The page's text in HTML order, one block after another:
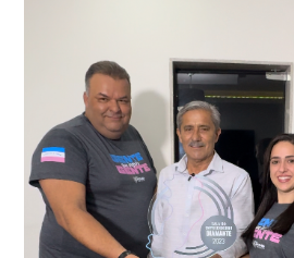
conta do sistema de
recentemente em todo o
Kennedy, o sistema é integrado
do país, sendo possível a
meio do cruzamento de
específico, com dados de uma
de Janeiro.
“Mais de 100 câmeras foram
interior de Presidente
segurança à população, seja nas
produtores agropecuários.
parabéns a todos os servidores